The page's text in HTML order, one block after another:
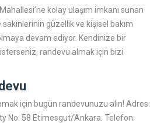
kolay ulaşım imkanı sunan
sakinlerinin güzellik ve kişisel bakım
devam ediyor. Kendinize bir
randevu almak için bizi
için bugün randevunuzu alın! Adres:
No: 58 Etimesgut/Ankara . Telefon: